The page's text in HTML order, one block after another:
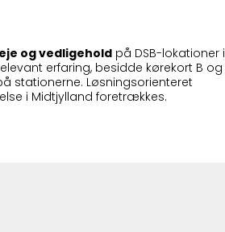
og vedligehold på DSB-lokationer i
erfaring, besidde kørekort B og
stationerne. Løsningsorienteret
i Midtjylland foretrækkes.